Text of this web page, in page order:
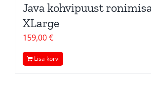
Java kohvipuust
XLarge
159,00€
Lisa korvi